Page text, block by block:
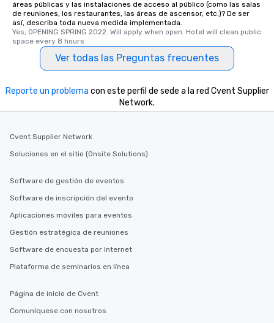
discovered otherwise on your own or
at a typical corporate dinner. We offer
a way to try some of the finest spots
in the city and dive into various
cuisines and dishes. All the pre-
selected dishes are curated to our
delight any palate. Tours Available
key. Whether you desire a tour during
after work, we can coordinate with
needs. Go for as Long or as Short as
You Like Along with flexible
scheduling, Lip Smacking Foodie
durations. Our shortest tour is about
2.5 hours; our longest is about 5
hours, with optional add-ons and
áreas públicas y las instalaciones de acceso al público (como las salas
de reuniones, los restaurantes, las áreas de ascensor, etc.)? De ser
así, describa toda nueva medida implementada.
Yes, OPENING SPRING 2022. Will apply when open. Hotel will clean public
space every 8 hours
Ver todas las Preguntas frecuentes
Reporte un problema con este perfil de sede a la red Cvent Supplier
Network.
Cvent Supplier Network
Soluciones en el sitio (Onsite Solutions)
Software de gestión de eventos
Software de inscripción del evento
Aplicaciones móviles para eventos
Gestión estratégica de reuniones
Software de encuesta por Internet
Plataforma de seminarios en línea
Página de inicio de Cvent
Comuníquese con nosotros